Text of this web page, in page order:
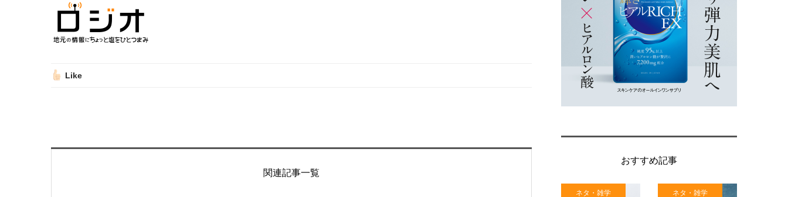
Like
関連記事一覧
おすすめ記事
ネタ・雑学 ネタ・雑学